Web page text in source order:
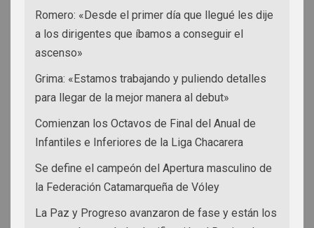
Romero: «Desde el primer día que llegué les dije
a los dirigentes que íbamos a conseguir el
ascenso»
Grima: «Estamos trabajando y puliendo detalles
para llegar de la mejor manera al debut»
Comienzan los Octavos de Final del Anual de
Infantiles e Inferiores de la Liga Chacarera
Se define el campeón del Apertura masculino de
la Federación Catamarqueña de Vóley
La Paz y Progreso avanzaron de fase y están los